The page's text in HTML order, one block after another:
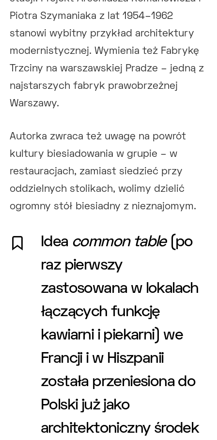
Piotra Szymaniaka z lat 1954–1962
stanowi wybitny przykład architektury
modernistycznej. Wymienia też Fabrykę
Trzciny na warszawskiej Pradze – jedną z
najstarszych fabryk prawobrzeżnej
Warszawy.
Autorka zwraca też uwagę na powrót
kultury biesiadowania w grupie – w
restauracjach, zamiast siedzieć przy
oddzielnych stolikach, wolimy dzielić
ogromny stół biesiadny z nieznajomym.
Idea common table(po
raz pierwszy
zastosowana w lokalach
łączących funkcję
kawiarni i piekarni) we
Francji i w Hiszpanii
została przeniesiona do
Polski już jako
architektoniczny środek